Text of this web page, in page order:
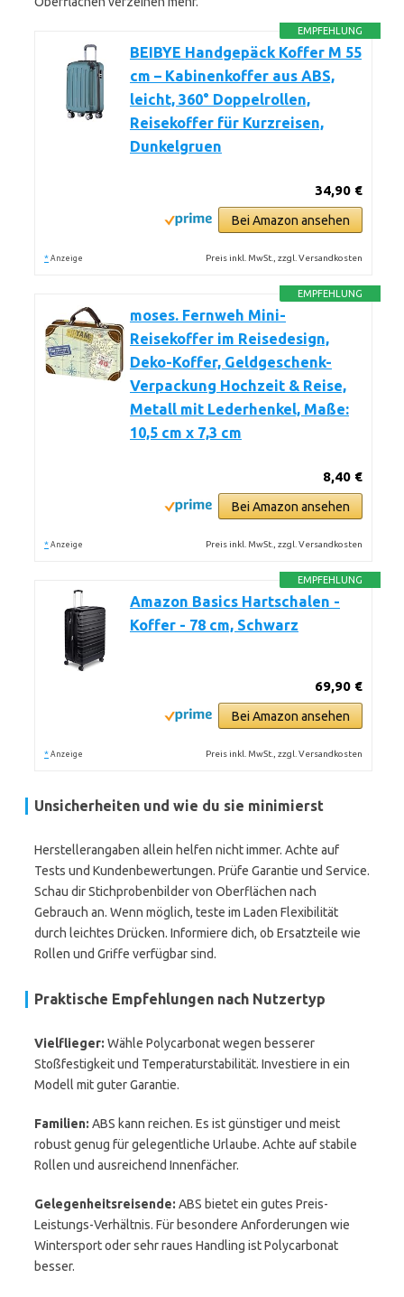
EMPFEHLUNG
BEIBYE Handgepäck Koffer M 55
cm – Kabinenkoffer aus ABS,
leicht, 360° Doppelrollen,
Reisekoffer für Kurzreisen,
Dunkelgruen
34,90 €
Bei Amazon ansehen
* Anzeige Preis inkl. MwSt., zzgl. Versandkosten
EMPFEHLUNG
moses. Fernweh Mini-
Reisekoffer im Reisedesign,
Deko-Koffer, Geldgeschenk-
Verpackung Hochzeit & Reise,
Metall mit Lederhenkel, Maße:
10,5 cm x 7,3 cm
8,40 €
Bei Amazon ansehen
* Anzeige Preis inkl. MwSt., zzgl. Versandkosten
EMPFEHLUNG
Amazon Basics Hartschalen -
Koffer - 78 cm, Schwarz
69,90 €
Bei Amazon ansehen
* Anzeige Preis inkl. MwSt., zzgl. Versandkosten
Unsicherheiten und wie du sie minimierst
Herstellerangaben allein helfen nicht immer. Achte auf
Tests und Kundenbewertungen. Prüfe Garantie und Service.
Schau dir Stichprobenbilder von Oberflächen nach
Gebrauch an. Wenn möglich, teste im Laden Flexibilität
durch leichtes Drücken. Informiere dich, ob Ersatzteile wie
Rollen und Griffe verfügbar sind.
Praktische Empfehlungen nach Nutzertyp
Vielflieger: Wähle Polycarbonat wegen besserer
Stoßfestigkeit und Temperaturstabilität. Investiere in ein
Modell mit guter Garantie.
Familien: ABS kann reichen. Es ist günstiger und meist
robust genug für gelegentliche Urlaube. Achte auf stabile
Rollen und ausreichend Innenfächer.
Gelegenheitsreisende: ABS bietet ein gutes Preis-
Leistungs-Verhältnis. Für besondere Anforderungen wie
Wintersport oder sehr raues Handling ist Polycarbonat
besser.